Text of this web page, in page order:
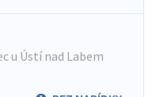
u Ústí nad Labem